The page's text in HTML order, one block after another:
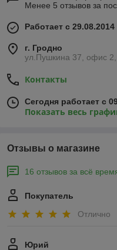
Менее 5 отзывов за
Работает с 29.08.2014
г. Гродно
ул.Пушкина 37, офис
Контакты
Сегодня работает с
Показать весь
Отзывы о магазине
16 отзывов за всё
Покупатель
Отлично
Юрий